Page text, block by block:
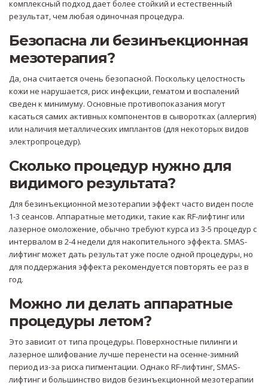
комплексный подход дает более стойкий и естественный
результат, чем любая одиночная процедура.
Безопасна ли безинъекционная
мезотерапия?
Да, она считается очень безопасной. Поскольку целостность
кожи не нарушается, риск инфекции, гематом и воспалений
сведен к минимуму. Основные противопоказания могут
касаться самих активных компонентов в сыворотках (аллергия)
или наличия металлических имплантов (для некоторых видов
электропроцедур).
Сколько процедур нужно для
видимого результата?
Для безинъекционной мезотерапии эффект часто виден после
1-3 сеансов. Аппаратные методики, такие как RF-лифтинг или
лазерное омоложение, обычно требуют курса из 3-5 процедур с
интервалом в 2-4 недели для накопительного эффекта. SMAS-
лифтинг может дать результат уже после одной процедуры, но
для поддержания эффекта рекомендуется повторять ее раз в
год.
Можно ли делать аппаратные
процедуры летом?
Это зависит от типа процедуры. Поверхностные пилинги и
лазерное шлифование лучше перенести на осенне-зимний
период из-за риска пигментации. Однако RF-лифтинг, SMAS-
лифтинг и большинство видов безинъекционной мезотерапии